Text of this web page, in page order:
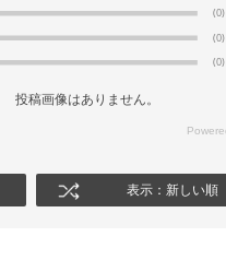
(0)
(0)
(0)
投稿画像はありません。
表示：新しい順